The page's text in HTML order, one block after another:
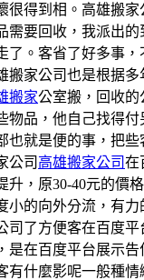
很得到相。高雄搬
需要回收，我派出
了。客省了好多事，
搬家公司也是根据
搬家公室搬，回收的
物品，他自己找得
也就是便的事，把
公司 高雄搬家公司在
升，原30-40元的價
小的向外分流，有
司了方便客在百度
是在百度平台展示
有什麼影呢一般種情